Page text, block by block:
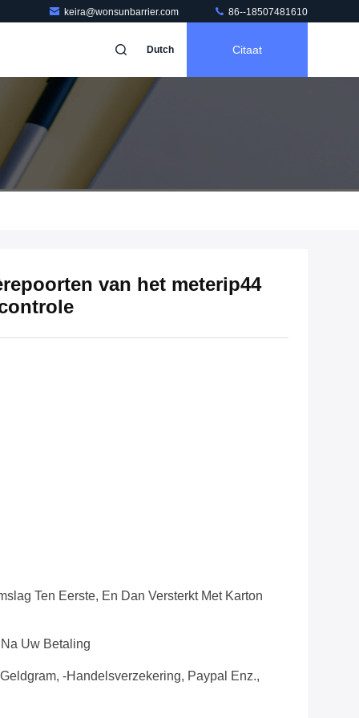
keira@wonsunbarrier.com 86--18507481610
Dutch Citaat
van het meterip44
Ten Eerste, En Dan Versterkt Met Karton
Uw Betaling
-Handelsverzekering, Paypal Enz.,